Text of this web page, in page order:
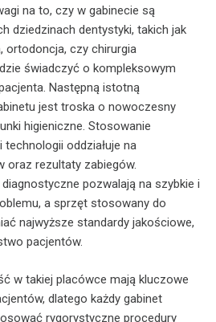
na to, czy w gabinecie są
dziedzinach dentystyki, takich jak
czy chirurgia
świadczyć o kompleksowym
Następną istotną
jest troska o nowoczesny
higieniczne. Stosowanie
oddziałuje na
oraz rezultaty zabiegów.
pozwalają na szybkie i
a sprzęt stosowany do
najwyższe standardy jakościowe,
pacjentów.
w takiej placówce mają kluczowe
dlatego każdy gabinet
rygorystyczne procedury